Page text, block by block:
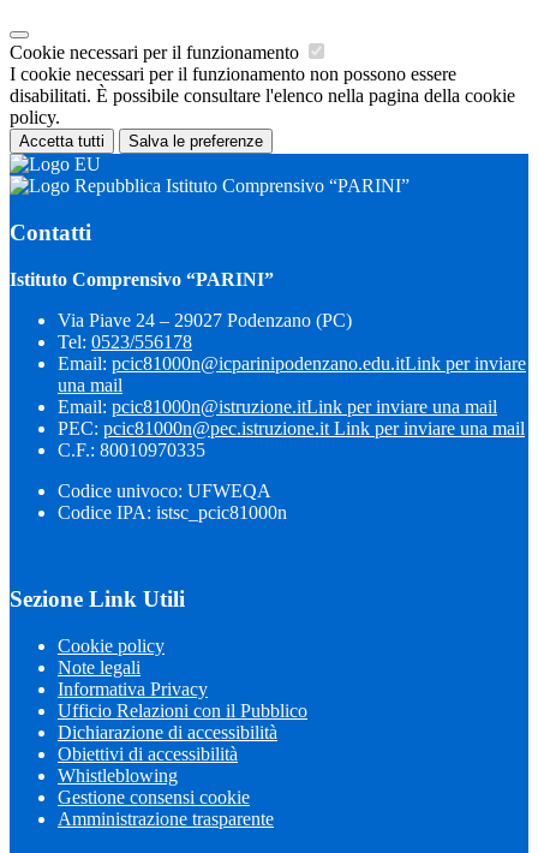
Cookie necessari per il funzionamento
I cookie necessari per il funzionamento non possono essere
disabilitati. È possibile consultare l'elenco nella pagina della cookie
policy.
Accetta tutti Salva le preferenze
Istituto Comprensivo “PARINI”
Contatti
Istituto Comprensivo “PARINI”
Via Piave 24 – 29027 Podenzano (PC)
Tel: 0523/556178
Email: pcic81000n@icparinipodenzano.edu.itLink per inviare
una mail
Email: pcic81000n@istruzione.itLink per inviare una mail
PEC: pcic81000n@pec.istruzione.it Link per inviare una mail
C.F.: 80010970335
Codice univoco: UFWEQA
Codice IPA: istsc_pcic81000n
Sezione Link Utili
Cookie policy
Note legali
Informativa Privacy
Ufficio Relazioni con il Pubblico
Dichiarazione di accessibilità
Obiettivi di accessibilità
Whistleblowing
Gestione consensi cookie
Amministrazione trasparente